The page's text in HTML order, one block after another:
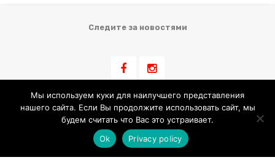
Следите за новостями
Информация для клиента
Условия Продажи Обработка Персональных Данных
Мы используем куки для наилучшего представления
нашего сайта. Если Вы продолжите использовать сайт, мы
будем считать что Вас это устраивает.
Ok
Privacy policy